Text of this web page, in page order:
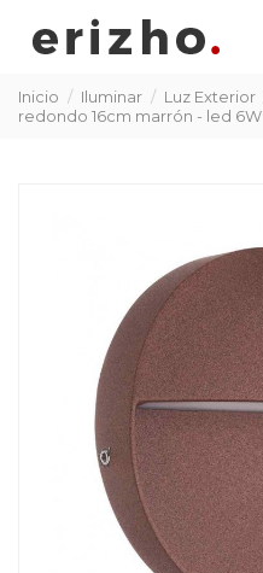
Inicio Iluminar Luz Exterior
redondo 16cm marrón - led 6W